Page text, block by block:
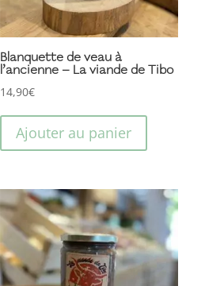
Blanquette de veau à
l’ancienne – La viande de Tibo
14,90€
Ajouter au panier